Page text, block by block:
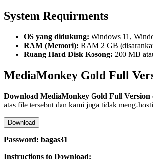
System Requirments
OS yang didukung: Windows 11,
RAM (Memori): RAM 2 GB
Ruang Hard Disk Kosong: 200 MB
MediaMonkey Gold Full
Download MediaMonkey Gold Full Version
atas file tersebut dan kami juga tidak meng-
Download
Password: bagas31
Instructions to Download: